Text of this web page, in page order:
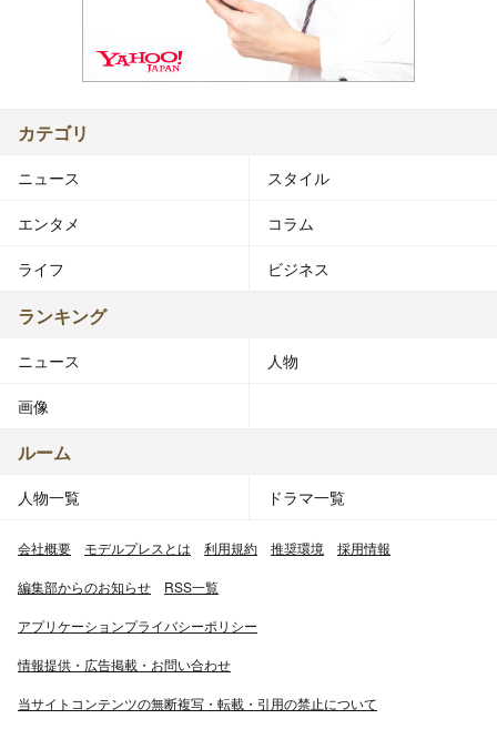
カテゴリ
ニュース スタイル
エンタメ コラム
ライフ ビジネス
ランキング
ニュース 人物
画像
ルーム
人物一覧 ドラマ一覧
会社概要 モデルプレスとは 利用規約 推奨環境 採用情報
編集部からのお知らせ RSS一覧
アプリケーションプライバシーポリシー
情報提供・広告掲載・お問い合わせ
当サイトコンテンツの無断複写・転載・引用の禁止について